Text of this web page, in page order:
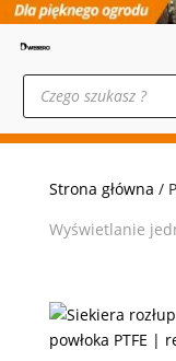
Wyszukiwarka
produktów
Strona główna /
Wyświetlanie